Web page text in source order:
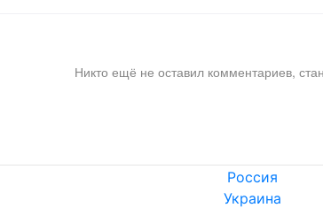
Никто ещё не оставил комментариев,
Россия
Украина